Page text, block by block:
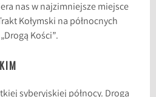
nas w najzimniejsze miejsce
Kołymski na północnych
Kości”.